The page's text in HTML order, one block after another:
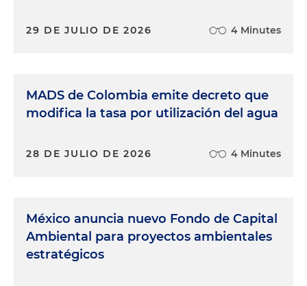
29 DE JULIO DE 2026 4 Minutes
MADS de Colombia emite decreto que
modifica la tasa por utilización del agua
28 DE JULIO DE 2026 4 Minutes
México anuncia nuevo Fondo de Capital
Ambiental para proyectos ambientales
estratégicos